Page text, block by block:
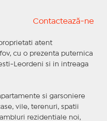
Contactează-ne
atent
cu o prezenta puternica
Leordeni si in intreaga
si garsoniere
vile, terenuri, spatii
rezidentiale noi,